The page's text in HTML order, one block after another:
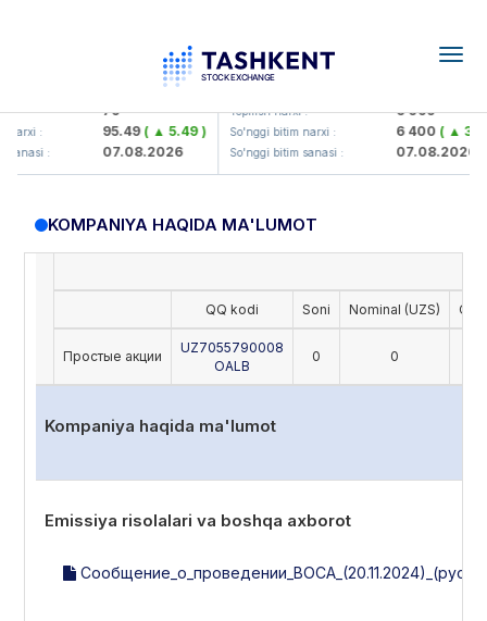
79
: 95.49( ▲ 5.49 )
: 07.08.2026
UZMK (<O'zmetkombinat> AJ)
Yopilish narxi : 6 099
So'nggi bitim narxi : 6 400( ▲
So'nggi bitim sanasi : 07.08.2026
KOMPANIYA HAQIDA MA'LUMOT
QQ kodi Soni Nominal (UZS)
Простые акции
UZ7055790008
OALB
0 0
Kompaniya haqida ma'lumot
Emissiya risolalari va boshqa axborot